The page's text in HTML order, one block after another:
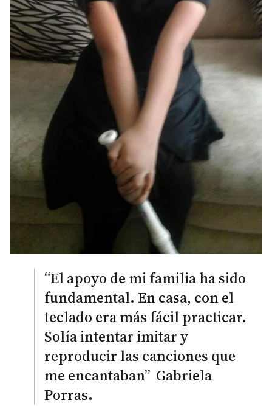
“El apoyo de mi familia ha sido
fundamental. En casa, con el
teclado era más fácil practicar.
Solía intentar imitar y
reproducir las canciones que
me encantaban” Gabriela
Porras.